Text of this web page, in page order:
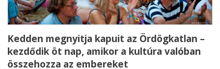
Kedden megnyitja kapuit az Ördögkatlan –
kezdődik öt nap, amikor a kultúra valóban
összehozza az embereket